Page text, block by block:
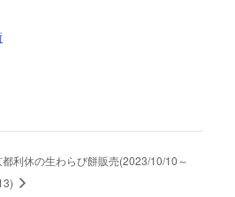
都利休の生わらび餅販売(2023/10/10～